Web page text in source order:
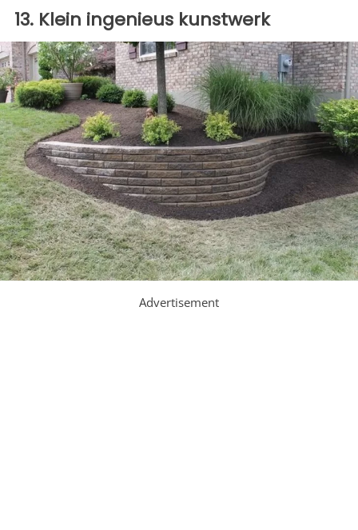
13. Klein ingenieus kunstwerk
Advertisement